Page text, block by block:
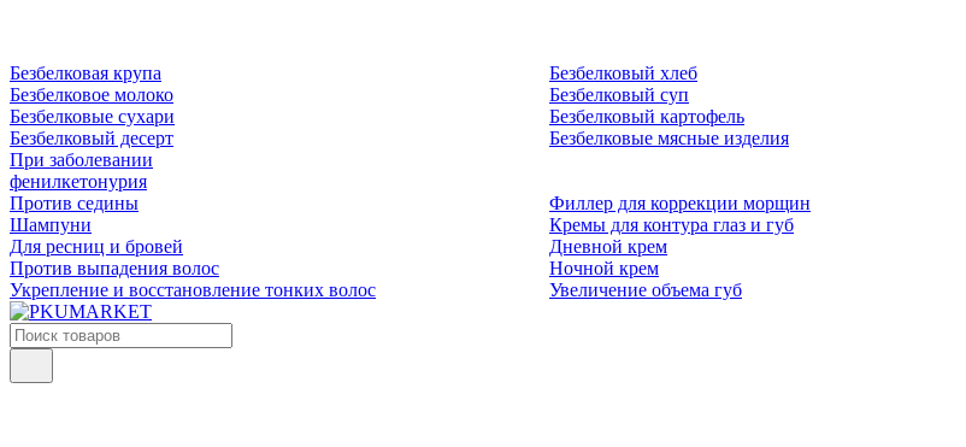
Безбелковая крупа
Безбелковое молоко
Безбелковые сухари
Безбелковый десерт
Безбелковый хлеб
Безбелковый суп
Безбелковый картофель
Безбелковые мясные изделия
При заболевании
фенилкетонурия
Против седины
Шампуни
Для ресниц и бровей
Против выпадения волос
Укрепление и восстановление тонких волос
Филлер для коррекции морщин
Кремы для контура глаз и губ
Дневной крем
Ночной крем
Увеличение объема губ